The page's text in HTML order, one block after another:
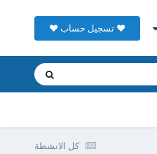
♥ تسجيل حساب ♥
كل الانشطة